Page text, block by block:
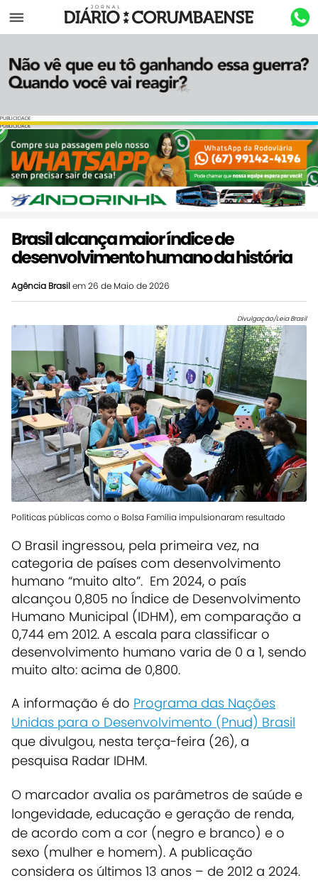
Menu
PUBLICIDADE
PUBLICIDADE
Brasil alcança maior índice de
desenvolvimento humano da história
Agência Brasilem 26 de Maio de 2026
Divulgação/Leia Brasil
Políticas públicas como o Bolsa Família impulsionaram resultado
O Brasil ingressou, pela primeira vez, na
categoria de países com desenvolvimento
humano “muito alto”. Em 2024, o país
alcançou 0,805 no Índice de Desenvolvimento
Humano Municipal (IDHM), em comparação a
0,744 em 2012. A escala para classificar o
desenvolvimento humano varia de 0 a 1, sendo
muito alto: acima de 0,800.
A informação é do Programa das Nações
Unidas para o Desenvolvimento (Pnud) Brasil
que divulgou, nesta terça-feira (26), a
pesquisa Radar IDHM.
O marcador avalia os parâmetros de saúde e
longevidade, educação e geração de renda,
de acordo com a cor (negro e branco) e o
sexo (mulher e homem). A publicação
considera os últimos 13 anos – de 2012 a 2024.